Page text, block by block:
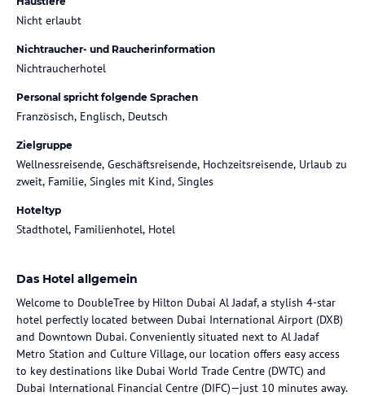
Nicht erlaubt
Nichtraucher- und Raucherinformation
Nichtraucherhotel
Personal spricht folgende Sprachen
Französisch, Englisch, Deutsch
Zielgruppe
Wellnessreisende, Geschäftsreisende, Hochzeitsreisende, Urlaub zu
zweit, Familie, Singles mit Kind, Singles
Hoteltyp
Stadthotel, Familienhotel, Hotel
Das Hotel allgemein
Welcome to DoubleTree by Hilton Dubai Al Jadaf, a stylish 4-star
hotel perfectly located between Dubai International Airport (DXB)
and Downtown Dubai. Conveniently situated next to Al Jadaf
Metro Station and Culture Village, our location offers easy access
to key destinations like Dubai World Trade Centre (DWTC) and
Dubai International Financial Centre (DIFC)—just 10 minutes away.